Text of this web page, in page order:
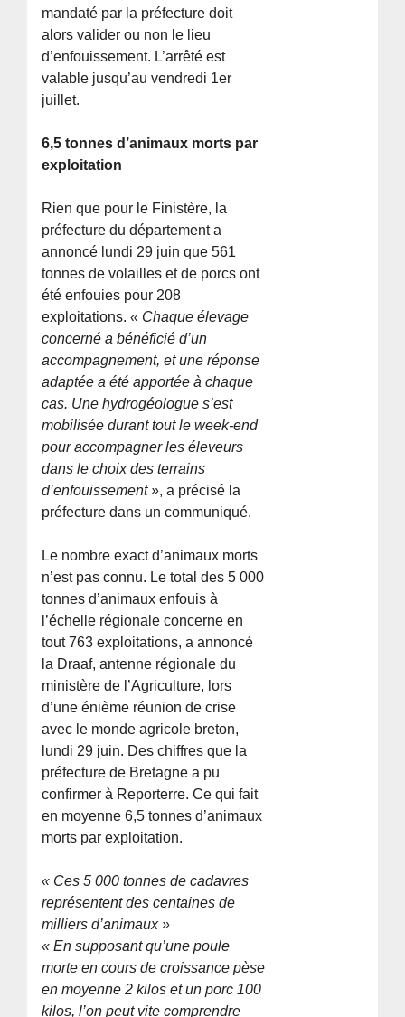
mandaté par la préfecture doit
alors valider ou non le lieu
d’enfouissement. L’arrêté est
valable jusqu’au vendredi 1er
juillet.
6,5 tonnes d’animaux morts par
exploitation
Rien que pour le Finistère, la
préfecture du département a
annoncé lundi 29 juin que 561
tonnes de volailles et de porcs ont
été enfouies pour 208
exploitations.« Chaque élevage
concerné a bénéficié d’un
accompagnement, et une réponse
adaptée a été apportée à chaque
cas. Une hydrogéologue s’est
mobilisée durant tout le week-end
pour accompagner les éleveurs
dans le choix des terrains
d’enfouissement », a précisé la
préfecture dans un communiqué.
Le nombre exact d’animaux morts
n’est pas connu. Le total des 5 000
tonnes d’animaux enfouis à
l’échelle régionale concerne en
tout 763 exploitations, a annoncé
la Draaf, antenne régionale du
ministère de l’Agriculture, lors
d’une énième réunion de crise
avec le monde agricole breton,
lundi 29 juin. Des chiffres que la
préfecture de Bretagne a pu
confirmer à Reporterre. Ce qui fait
en moyenne 6,5 tonnes d’animaux
morts par exploitation.
« Ces 5 000 tonnes de cadavres
représentent des centaines de
milliers d’animaux »
« En supposant qu’une poule
morte en cours de croissance pèse
en moyenne 2 kilos et un porc 100
kilos, l’on peut vite comprendre